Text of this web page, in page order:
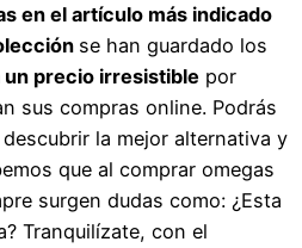
en el artículo más indicado
se han guardado los
un precio irresistible por
sus compras online. Podrás
la mejor alternativa y
que al comprar omegas
surgen dudas como: ¿Esta
Tranquilízate, con el